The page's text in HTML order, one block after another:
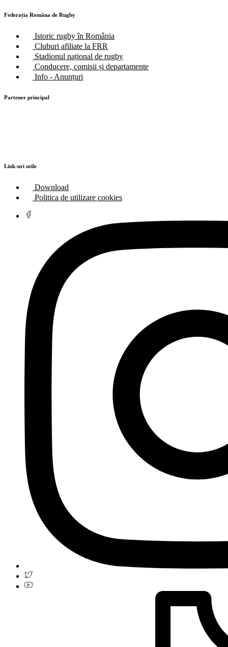
Federația Româna de Rugby
Istoric rugby în România
Cluburi afiliate la FRR
Stadionul național de rugby
Conducere, comisii și departamente
Info - Anunțuri
Partener principal
Link-uri utile
Download
Politica de utilizare cookies